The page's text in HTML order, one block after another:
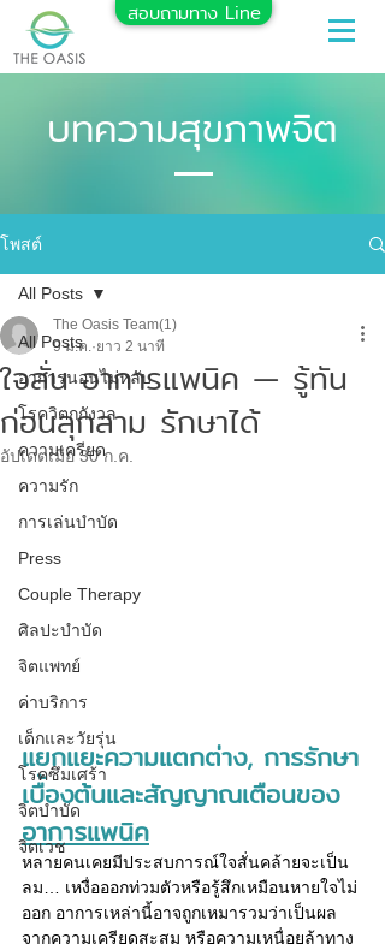
สอบถามทาง Line
บทความสุขภาพจิต
โพสต์
All Posts
อาการนอนไม่หลับ
โรควิตกกังวล
ความเครียด
ความรัก
การเล่นบำบัด
Press
Couple Therapy
ศิลปะบำบัด
จิตแพทย์
ค่าบริการ
เด็กและวัยรุ่น
โรคซึมเศร้า
จิตบำบัด
จิตเวช
All Posts
ใจสั่น อาการแพนิค — รู้ทัน
ก่อนลุกลาม รักษาได้
The Oasis Team(1)
9 ม.ค. ยาว 2 นาที
อัปเดตเมื่อ30 ก.ค.
แยกแยะความแตกต่าง, การรักษา
เบื้องต้นและสัญญาณเตือนของ
อาการแพนิค
หลายคนเคยมีประสบการณ์ใจสั่นคล้ายจะเป็น
ลม… เหงื่อออกท่วมตัวหรือรู้สึกเหมือนหายใจไม่
ออก อาการเหล่านี้อาจถูกเหมารวมว่าเป็นผล
จากความเครียดสะสม หรือความเหนื่อยล้าทาง